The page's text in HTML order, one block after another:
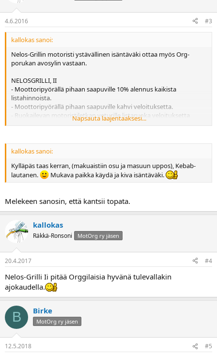
4.6.2016 #3
kallokas sanoi:
Nelos-Grillin motoristi ystävällinen isäntäväki ottaa myös Org-
porukan avosylin vastaan.
NELOSGRILLI, II
- Moottoripyörällä pihaan saapuville 10% alennus kaikista
listahinnoista.
- Moottoripyörällä pihaan saapuville kahvi veloituksetta.
- Ruokailevan motoristiletkan veturille listaruoka veloituksetta
- 15 % alennus kaikista listahinnoista riippumatta alla olevasta
- Kahvit veloituksetta. Vain jäsenkorttia vilauttamalla.
Uusiutuneen Nelosgrillin löydät netistä:http://www.nelosgrilli.com/
Fyysinen osoite Ouluntie 370, Ii
Kiitokset Tiggeri touhuilusta.
Napsauta laajentaaksesi...
kallokas sanoi:
Kylläpäs taas kerran, (makuaistiin osu ja masuun uppos), Kebab-
lautanen.
Mukava paikka käydä ja kiva isäntäväki.
Melekeen sanosin, että kantsii topata.
kallokas
Räkkä-Ronsoni MotOrg ry jäsen
20.4.2017 #4
Nelos-Grilli Ii pitää Orggilaisia hyvänä tulevallakin
ajokaudella.
B Birke
MotOrg ry jäsen
12.5.2018 #5